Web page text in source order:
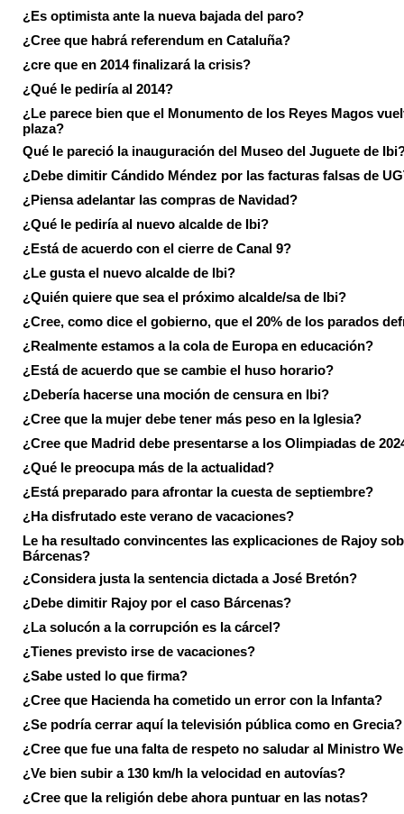
¿Es optimista ante la nueva bajada del paro?
¿Cree que habrá referendum en Cataluña?
¿cre que en 2014 finalizará la crisis?
¿Qué le pediría al 2014?
¿Le parece bien que el Monumento de los Reyes Magos
plaza?
Qué le pareció la inauguración del Museo del Juguete de
¿Debe dimitir Cándido Méndez por las facturas falsas de
¿Piensa adelantar las compras de Navidad?
¿Qué le pediría al nuevo alcalde de Ibi?
¿Está de acuerdo con el cierre de Canal 9?
¿Le gusta el nuevo alcalde de Ibi?
¿Quién quiere que sea el próximo alcalde/sa de Ibi?
¿Cree, como dice el gobierno, que el 20% de los parados
¿Realmente estamos a la cola de Europa en educación?
¿Está de acuerdo que se cambie el huso horario?
¿Debería hacerse una moción de censura en Ibi?
¿Cree que la mujer debe tener más peso en la Iglesia?
¿Cree que Madrid debe presentarse a los Olimpiadas de
¿Qué le preocupa más de la actualidad?
¿Está preparado para afrontar la cuesta de septiembre?
¿Ha disfrutado este verano de vacaciones?
Le ha resultado convincentes las explicaciones de Rajoy
Bárcenas?
¿Considera justa la sentencia dictada a José Bretón?
¿Debe dimitir Rajoy por el caso Bárcenas?
¿La solucón a la corrupción es la cárcel?
¿Tienes previsto irse de vacaciones?
¿Sabe usted lo que firma?
¿Cree que Hacienda ha cometido un error con la Infanta?
¿Se podría cerrar aquí la televisión pública como en Grecia?
¿Cree que fue una falta de respeto no saludar al Ministro
¿Ve bien subir a 130 km/h la velocidad en autovías?
¿Cree que la religión debe ahora puntuar en las notas?